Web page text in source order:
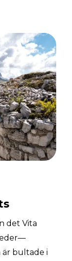
det Vita
är bultade i